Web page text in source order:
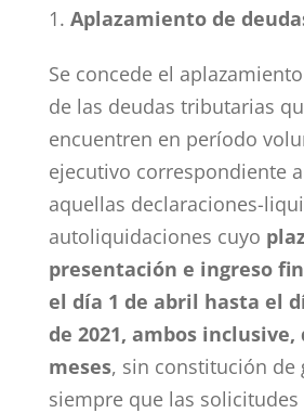
Aplazamiento de
Se concede el
de las deudas tributarias
encuentren en período
ejecutivo correspondiente
aquellas declaraciones-
autoliquidaciones cuyo
presentación e ingreso
el día 1 de abril hasta el
de 2021, ambos
meses, sin constitución de
siempre que las solicitudes